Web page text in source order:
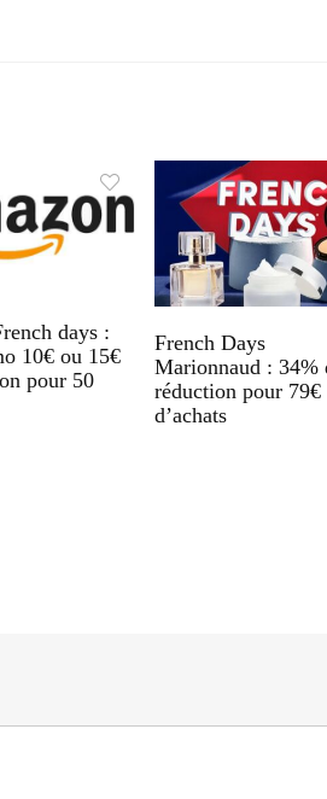
days :
10€ ou 15€
pour 50
French Days
Marionnaud : 34%
réduction pour 79€
d’achats